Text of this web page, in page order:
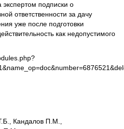
подписки о
ответственности за дачу
уже после подготовки
как недопустимого
Кандалов П.М.,